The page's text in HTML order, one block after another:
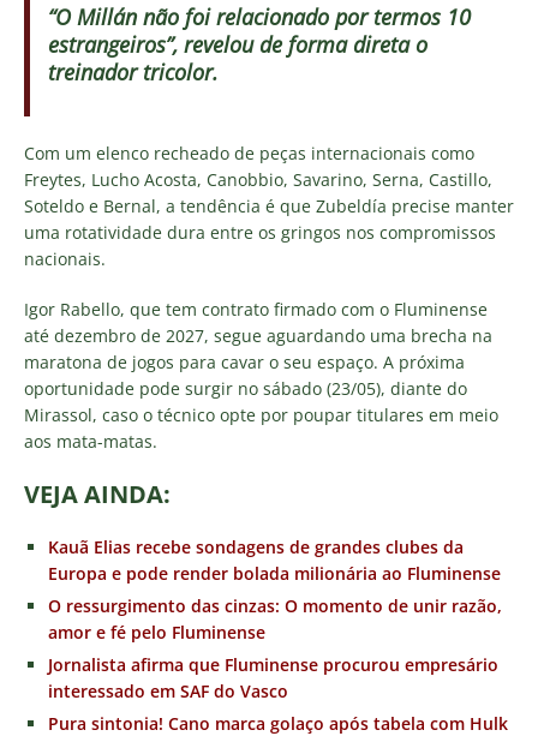
“O Millán não foi relacionado por termos 10
estrangeiros”, revelou de forma direta o
treinador tricolor.
Com um elenco recheado de peças internacionais como
Freytes, Lucho Acosta, Canobbio, Savarino, Serna, Castillo,
Soteldo e Bernal, a tendência é que Zubeldía precise manter
uma rotatividade dura entre os gringos nos compromissos
nacionais.
Igor Rabello, que tem contrato firmado com o Fluminense
até dezembro de 2027, segue aguardando uma brecha na
maratona de jogos para cavar o seu espaço. A próxima
oportunidade pode surgir no sábado (23/05), diante do
Mirassol, caso o técnico opte por poupar titulares em meio
aos mata-matas.
VEJA AINDA:
Kauã Elias recebe sondagens de grandes clubes da
Europa e pode render bolada milionária ao Fluminense
O ressurgimento das cinzas: O momento de unir razão,
amor e fé pelo Fluminense
Jornalista afirma que Fluminense procurou empresário
interessado em SAF do Vasco
Pura sintonia! Cano marca golaço após tabela com Hulk